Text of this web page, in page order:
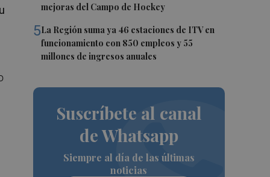
mejoras del Campo de Hockey
5La Región suma ya 46 estaciones de ITV en
funcionamiento con 850 empleos y 55
millones de ingresos anuales
Suscríbete al canal
de Whatsapp
Siempre al día de las últimas
noticias